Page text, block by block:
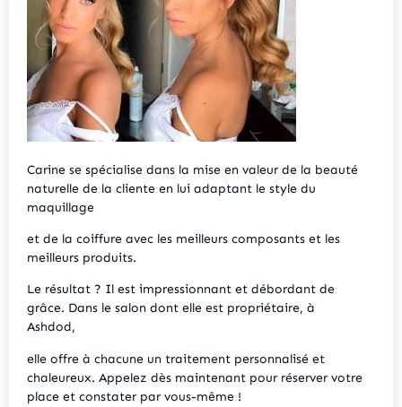
Carine se spécialise dans la mise en valeur de la beauté
naturelle de la cliente en lui adaptant le style du
maquillage
et de la coiffure avec les meilleurs composants et les
meilleurs produits.
Le résultat ? Il est impressionnant et débordant de
grâce. Dans le salon dont elle est propriétaire, à
Ashdod,
elle offre à chacune un traitement personnalisé et
chaleureux. Appelez dès maintenant pour réserver votre
place et constater par vous-même !